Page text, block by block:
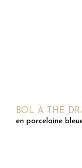
BOL À THÉ
en porcelaine